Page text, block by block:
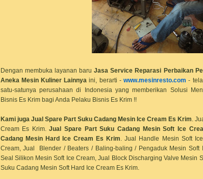
Dengan membuka layanan baruJasa Service Reparasi Perbaikan
Aneka Mesin Kuliner Lainnya ini, berarti -www.mesinresto.com -
satu-satunya perusahaan di Indonesia yang memberikan Solusi
Bisnis Es Krim bagi Anda Pelaku Bisnis Es Krim !!
Kami juga Jual Spare Part Suku Cadang Mesin Ice Cream Es Krim .
Cream Es Krim.Jual Spare Part Suku Cadang Mesin Soft Ice
Cadang Mesin Hard Ice Cream Es Krim . Jual Handle Mesin Soft
Cream, Jual
Blender / Beaters / Baling-baling / Pengaduk Mesin
Seal Silikon Mesin Soft Ice Cream, Jual Block Discharging Valve Mesin
Suku Cadang Mesin Soft Hard Ice Cream Es Krim.